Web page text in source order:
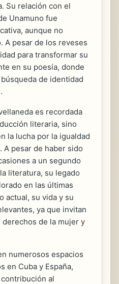
Su relación con el
Unamuno fue
aunque no
A pesar de los reveses
para transformar su
en su poesía, donde
de identidad
es recordada
literaria, sino
la lucha por la igualdad
pesar de haber sido
a un segundo
literatura, su legado
en las últimas
actual, su vida y su
ya que invitan
de la mujer y
numerosos espacios
en Cuba y España,
al